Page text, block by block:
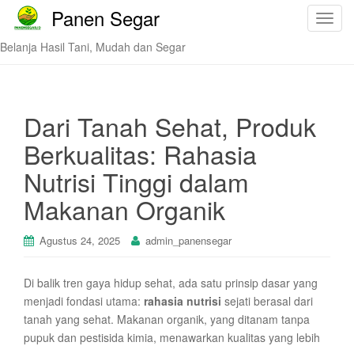
T
Panen Segar
Belanja Hasil Tani, Mudah dan Segar
Dari Tanah Sehat, Produk
Berkualitas: Rahasia
Nutrisi Tinggi dalam
Makanan Organik
Agustus 24, 2025 admin_panensegar
Di balik tren gaya hidup sehat, ada satu prinsip dasar yang
menjadi fondasi utama: rahasia nutrisi sejati berasal dari
tanah yang sehat. Makanan organik, yang ditanam tanpa
pupuk dan pestisida kimia, menawarkan kualitas yang lebih